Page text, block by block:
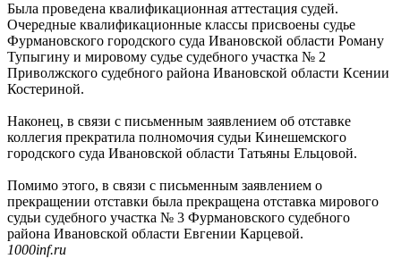
Была проведена квалификационная аттестация судей.
Очередные квалификационные классы присвоены судье
Фурмановского городского суда Ивановской области Роману
Тупыгину и мировому судье судебного участка № 2
Приволжского судебного района Ивановской области Ксении
Костериной.
Наконец, в связи с письменным заявлением об отставке
коллегия прекратила полномочия судьи Кинешемского
городского суда Ивановской области Татьяны Ельцовой.
Помимо этого, в связи с письменным заявлением о
прекращении отставки была прекращена отставка мирового
судьи судебного участка № 3 Фурмановского судебного
района Ивановской области Евгении Карцевой.
1000inf.ru